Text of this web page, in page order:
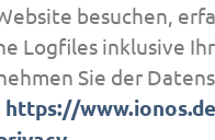
besuchen,
Logfiles inklusive
Sie der
https://